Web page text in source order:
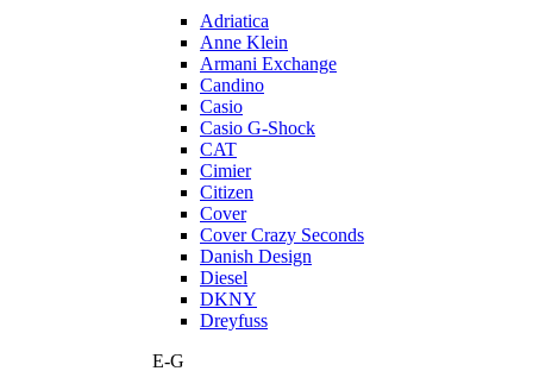
Adriatica
Anne Klein
Armani Exchange
Candino
Casio
Casio G-Shock
CAT
Cimier
Citizen
Cover
Cover Crazy Seconds
Danish Design
Diesel
DKNY
Dreyfuss
E-G